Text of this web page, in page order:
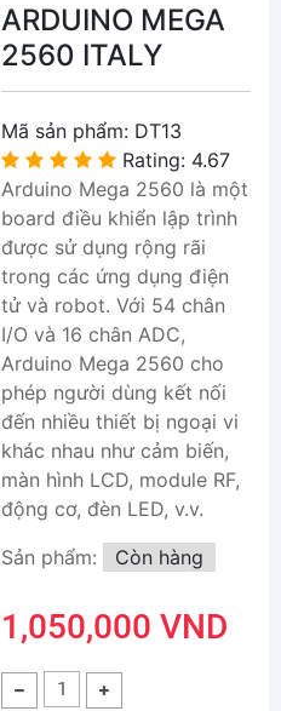
ARDUINO MEGA
2560 ITALY
Mã sản phẩm: DT13
Rating: 4.67
Arduino Mega 2560 là một
board điều khiển lập trình
được sử dụng rộng rãi
trong các ứng dụng điện
tử và robot. Với 54 chân
I/O và 16 chân ADC,
Arduino Mega 2560 cho
phép người dùng kết nối
đến nhiều thiết bị ngoại vi
khác nhau như cảm biến,
màn hình LCD, module RF,
động cơ, đèn LED, v.v.
Sản phẩm:
Còn hàng
1,050,000 VND